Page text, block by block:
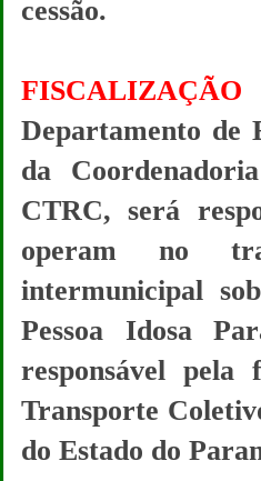
cessão.
Departamento de
da
CTRC, será
operam no
intermunicipal
Pessoa Idosa
responsável
Transporte
do Estado do